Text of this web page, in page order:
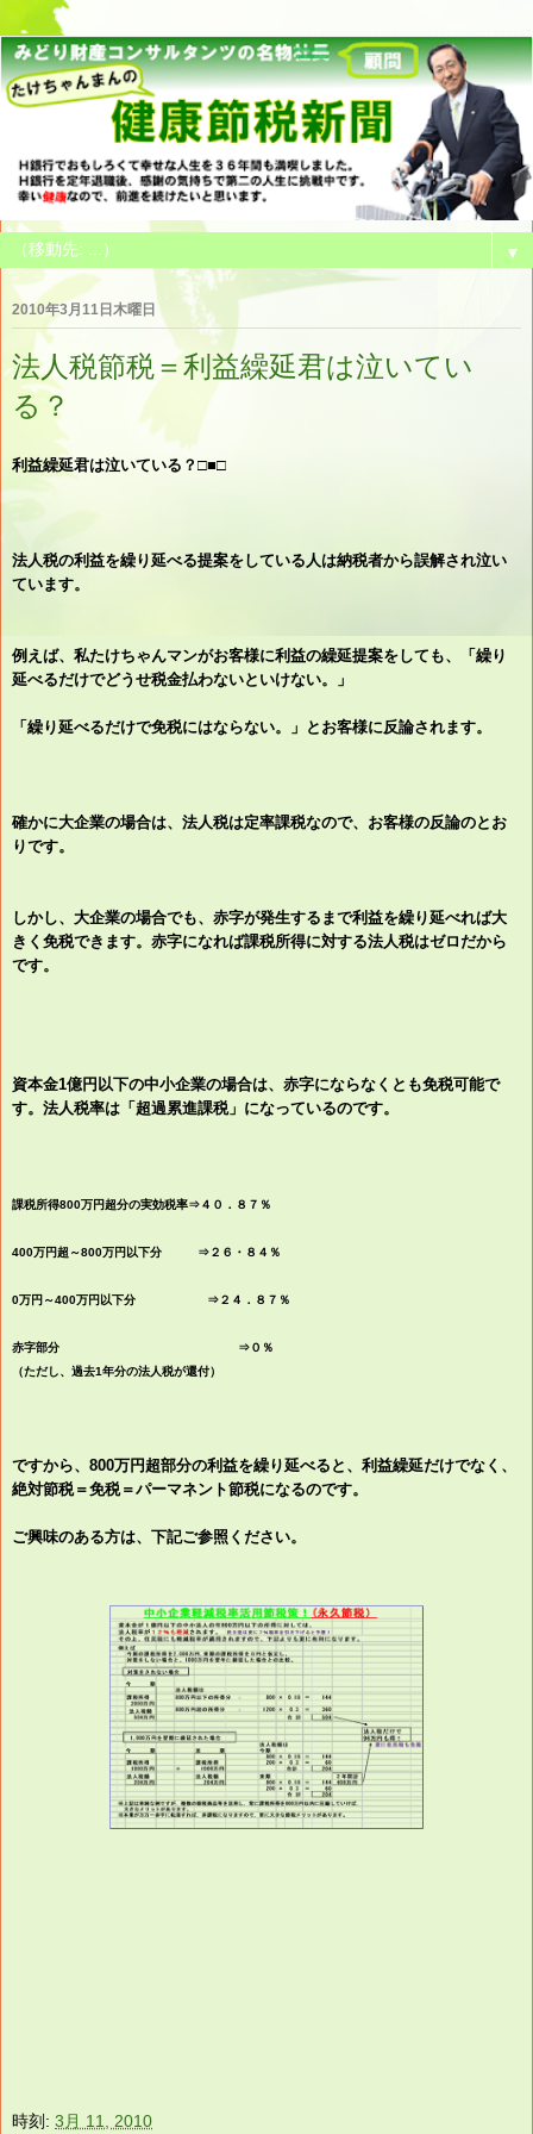
▼
2010年3月11日木曜日
法人税節税＝利益繰延君は泣いてい
る？
利益繰延君は泣いている？□■□
法人税の利益を繰り延べる提案をしている人は納税者から誤解され泣い
ています。
例えば、私たけちゃんマンがお客様に利益の繰延提案をしても、「繰り
延べるだけでどうせ税金払わないといけない。」
「繰り延べるだけで免税にはならない。」とお客様に反論されます。
確かに大企業の場合は、法人税は定率課税なので、お客様の反論のとお
りです。
しかし、大企業の場合でも、赤字が発生するまで利益を繰り延べれば大
きく免税できます。赤字になれば課税所得に対する法人税はゼロだから
です。
資本金1億円以下の中小企業の場合は、赤字にならなくとも免税可能で
す。法人税率は「超過累進課税」になっているのです。
課税所得800万円超分の実効税率⇒４０．８７％
400万円超～800万円以下分 ⇒２６・８４％
0万円～400万円以下分 ⇒２４．８７％
赤字部分 ⇒０％
（ただし、過去1年分の法人税が還付）
ですから、800万円超部分の利益を繰り延べると、利益繰延だけでなく、
絶対節税＝免税＝パーマネント節税になるのです。
ご興味のある方は、下記ご参照ください。
時刻: 3月 11, 2010